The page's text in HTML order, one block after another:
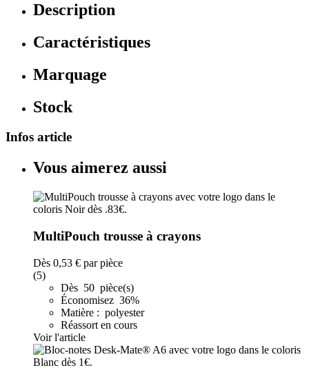
Description
Caractéristiques
Marquage
Stock
Infos article
Vous aimerez aussi
MultiPouch trousse à crayons
Dès 0,53 € par pièce
(5)
Dès 50 pièce(s)
Économisez 36%
Matière : polyester
Réassort en cours
Voir l'article